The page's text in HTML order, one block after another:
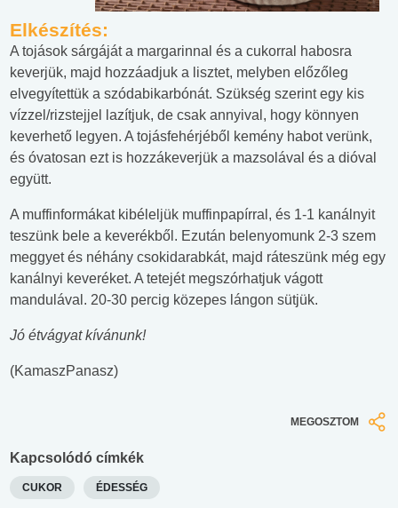
Elkészítés:
A tojások sárgáját a margarinnal és a cukorral habosra
keverjük, majd hozzáadjuk a lisztet, melyben előzőleg
elvegyítettük a szódabikarbónát. Szükség szerint egy kis
vízzel/rizstejjel lazítjuk, de csak annyival, hogy könnyen
keverhető legyen. A tojásfehérjéből kemény habot verünk,
és óvatosan ezt is hozzákeverjük a mazsolával és a dióval
együtt.
A muffinformákat kibéleljük muffinpapírral, és 1-1 kanálnyit
teszünk bele a keverékből. Ezután belenyomunk 2-3 szem
meggyet és néhány csokidarabkát, majd ráteszünk még egy
kanálnyi keveréket. A tetejét megszórhatjuk vágott
mandulával. 20-30 percig közepes lángon sütjük.
Jó étvágyat kívánunk!
(KamaszPanasz)
MEGOSZTOM
Kapcsolódó címkék
CUKOR ÉDESSÉG